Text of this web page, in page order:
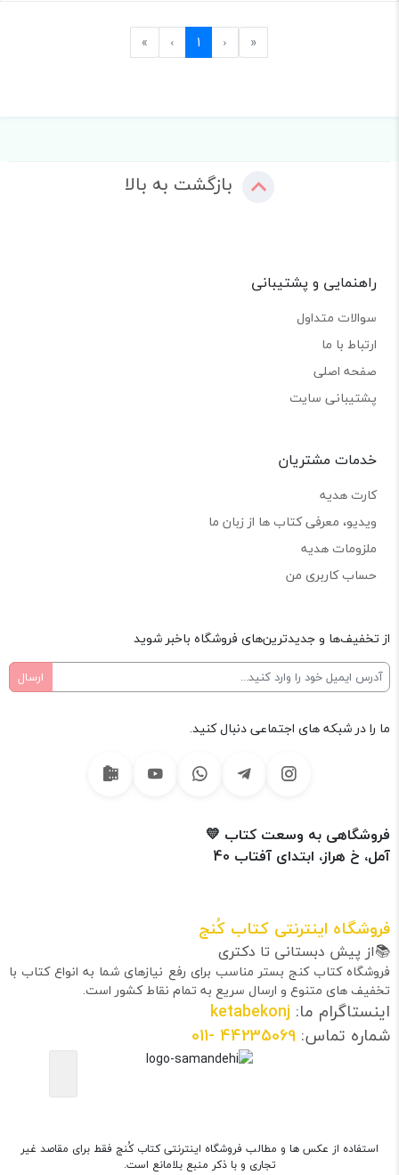
«
First
‹
Previous
1
›
Next
»
بازگشت به بالا
راهنمایی و پشتیبانی
سوالات متداول
ارتباط با ما
صفحه اصلی
پشتیبانی سایت
خدمات مشتریان
کارت هدیه
ویدیو، معرفی کتاب ها از زبان ما
ملزومات هدیه
حساب کاربری من
از تخفیف‌ها و جدیدترین‌های فروشگاه باخبر شوید
ما را در شبکه های اجتماعی دنبال کنید.
فروشگاهی به وسعت کتاب 💛
آمل، خ هراز، ابتدای آفتاب 40
فروشگاه اینترنتی کتاب کُنج
📚از پیش دبستانی تا دکتری
فروشگاه کتاب کنج بستر مناسب برای رفع نیازهای شما به انواع کتاب با
تخفیف های متنوع و ارسال سریع به تمام نقاط کشور است.
اینستاگرام ما: ketabekonj
شماره تماس: 44235069
-011
استفاده از عکس ها و مطالب فروشگاه اینترنتی کتاب کُنج فقط برای مقاصد غیر
تجاری و با ذکر منبع بلامانع است.